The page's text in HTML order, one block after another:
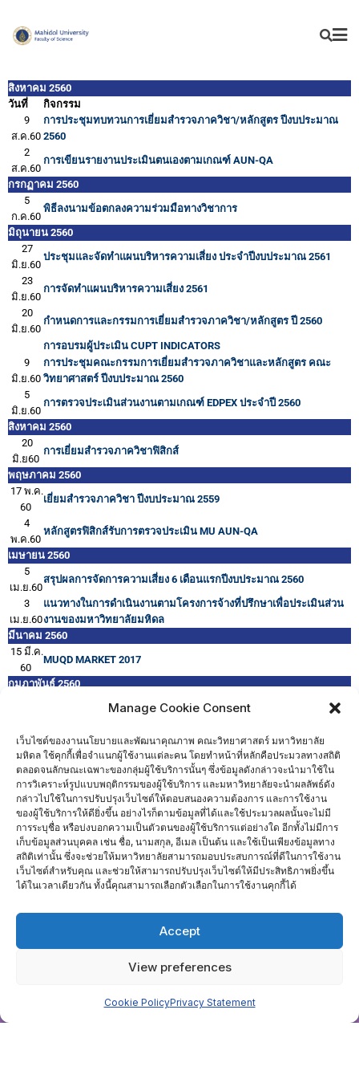
Manage Cookie Consent
เว็บไซต์ของงานนโยบายและพัฒนาคุณภาพ คณะวิทยาศาสตร์ มหาวิทยาลัย
มหิดล ใช้คุกกี้เพื่อจำแนกผู้ใช้งานแต่ละคน โดยทำหน้าที่หลักคือประมวลทางสถิติ
ตลอดจนลักษณะเฉพาะของกลุ่มผู้ใช้บริการนั้นๆ ซึ่งข้อมูลดังกล่าวจะนำมาใช้ใน
การวิเคราะห์รูปแบบพฤติกรรมของผู้ใช้บริการ และมหาวิทยาลัยจะนำผลลัพธ์ดัง
กล่าวไปใช้ในการปรับปรุงเว็บไซต์ให้ตอบสนองความต้องการ และการใช้งาน
ของผู้ใช้บริการให้ดียิ่งขึ้น อย่างไรก็ตามข้อมูลที่ได้และใช้ประมวลผลนั้นจะไม่มี
การระบุชื่อ หรือบ่งบอกความเป็นตัวตนของผู้ใช้บริการแต่อย่างใด อีกทั้งไม่มีการ
เก็บข้อมูลส่วนบุคคล เช่น ชื่อ, นามสกุล, อีเมล เป็นต้น และใช้เป็นเพียงข้อมูลทาง
สถิติเท่านั้น ซึ่งจะช่วยให้มหาวิทยาลัยสามารถมอบประสบการณ์ที่ดีในการใช้งาน
เว็บไซต์สำหรับคุณ และช่วยให้สามารถปรับปรุงเว็บไซต์ให้มีประสิทธิภาพยิ่งขึ้น
ได้ในเวลาเดียวกัน ทั้งนี้คุณสามารถเลือกตัวเลือกในการใช้งานคุกกี้ได้
Accept
View preferences
Cookie PolicyPrivacy Statement
สิงหาคม 2560
วันที่
กิจกรรม
9
ส.ค.60
การประชุมทบทวนการเยี่ยมสำรวจภาควิชา/หลักสูตร ปีงบประมาณ
2560
2
ส.ค.60
การเขียนรายงานประเมินตนเองตามเกณฑ์ AUN-QA
กรกฏาคม 2560
5
ก.ค.60
พิธีลงนามข้อตกลงความร่วมมือทางวิชาการ
มิถุนายน 2560
27
มิ.ย.60
ประชุมและจัดทำแผนบริหารความเสี่ยง ประจำปีงบประมาณ 2561
23
มิ.ย.60
การจัดทำแผนบริหารความเสี่ยง 2561
20
มิ.ย.60
กำหนดการและกรรมการเยี่ยมสำรวจภาควิชา/หลักสูตร ปี 2560
การอบรมผู้ประเมิน CUPT INDICATORS
9
มิ.ย.60
การประชุมคณะกรรมการเยี่ยมสำรวจภาควิชาและหลักสูตร คณะ
วิทยาศาสตร์ ปีงบประมาณ 2560
5
มิ.ย.60
การตรวจประเมินส่วนงานตามเกณฑ์ EDPEX ประจำปี 2560
สิงหาคม 2560
20
มิ.ย60
การเยี่ยมสำรวจภาควิชาฟิสิกส์
พฤษภาคม 2560
17 พ.ค.
60
เยี่ยมสำรวจภาควิชา ปีงบประมาณ 2559
4
พ.ค.60
หลักสูตรฟิสิกส์รับการตรวจประเมิน MU AUN-QA
เมษายน 2560
5
เม.ย.60
สรุปผลการจัดการความเสี่ยง 6 เดือนแรกปีงบประมาณ 2560
3
เม.ย.60
แนวทางในการดำเนินงานตามโครงการจ้างที่ปรึกษาเพื่อประเมินส่วน
งานของมหาวิทยาลัยมหิดล
มีนาคม 2560
15 มี.ค.
60
MUQD MARKET 2017
กุมภาพันธ์ 2560
การประชุมเพื่อติดตามการจัดการกระบวนการตามแนวทาง EDPEX
ก.พ. 60
อบรมเรื่องเกณฑ์ EdPEx และ AUN-QA สำหรับบุคลากรสายสนับสนุน
ก.พ.60
สร้างพลังคน เสริมพลังองค์กรสู่ความยั่งยืน
มกราคม 2560
19 ม.ค.
60
การอบรมผู้ตรวจประเมิน EDPEX ของสกอ. 2560
18
ม.ค.60
AAR AUN-QA 2017
17
ม.ค.60
สวัสดีปีใหม่ 2560
การฝึกอบรมผู้ตรวจประเมิน MU EDPEX ASSESSOR รุ่นที่ 5